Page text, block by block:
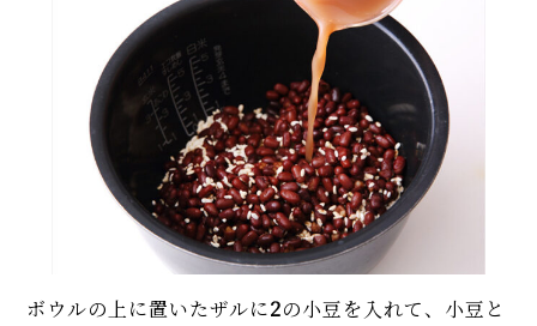
ボウルの上に置いたザルに2の小豆を入れて、小豆と